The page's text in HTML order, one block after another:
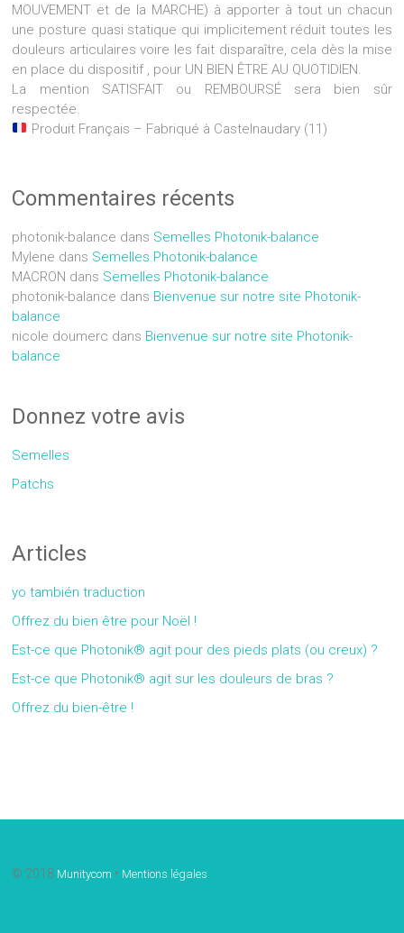
MOUVEMENT et de la MARCHE) à apporter à tout un chacun
une posture quasi statique qui implicitement réduit toutes les
douleurs articulaires voire les fait disparaître, cela dès la mise
en place du dispositif , pour UN BIEN ÊTRE AU QUOTIDIEN.
La mention SATISFAIT ou REMBOURSÉ sera bien sûr
respectée.
Produit Français – Fabriqué à Castelnaudary (11)
Commentaires récents
photonik-balance dans Semelles Photonik-balance
Mylene dans Semelles Photonik-balance
MACRON dans Semelles Photonik-balance
photonik-balance dans Bienvenue sur notre site Photonik-
balance
nicole doumerc dans Bienvenue sur notre site Photonik-
balance
Donnez votre avis
Semelles
Patchs
Articles
yo también traduction
Offrez du bien être pour Noël !
Est-ce que Photonik® agit pour des pieds plats (ou creux) ?
Est-ce que Photonik® agit sur les douleurs de bras ?
Offrez du bien-être !
© 2018 Munitycom • Mentions légales